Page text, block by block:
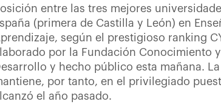
entre las tres mejores
(primera de Castilla y León) en
según el prestigioso ranking
por la Fundación Conocimiento y
y hecho público esta mañana. La
por tanto, en el privilegiado
el año pasado.